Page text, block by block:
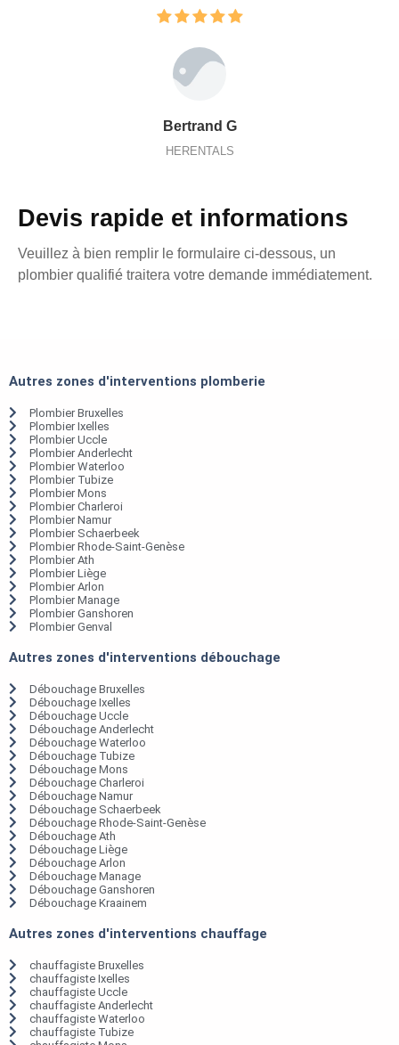
Bertrand G
HERENTALS
Devis rapide et informations
Veuillez à bien remplir le formulaire ci-dessous, un
plombier qualifié traitera votre demande immédiatement.
Autres zones d'interventions plomberie
Plombier Bruxelles
Plombier Ixelles
Plombier Uccle
Plombier Anderlecht
Plombier Waterloo
Plombier Tubize
Plombier Mons
Plombier Charleroi
Plombier Namur
Plombier Schaerbeek
Plombier Rhode-Saint-Genèse
Plombier Ath
Plombier Liège
Plombier Arlon
Plombier Manage
Plombier Ganshoren
Plombier Genval
Autres zones d'interventions débouchage
Débouchage Bruxelles
Débouchage Ixelles
Débouchage Uccle
Débouchage Anderlecht
Débouchage Waterloo
Débouchage Tubize
Débouchage Mons
Débouchage Charleroi
Débouchage Namur
Débouchage Schaerbeek
Débouchage Rhode-Saint-Genèse
Débouchage Ath
Débouchage Liège
Débouchage Arlon
Débouchage Manage
Débouchage Ganshoren
Débouchage Kraainem
Autres zones d'interventions chauffage
chauffagiste Bruxelles
chauffagiste Ixelles
chauffagiste Uccle
chauffagiste Anderlecht
chauffagiste Waterloo
chauffagiste Tubize